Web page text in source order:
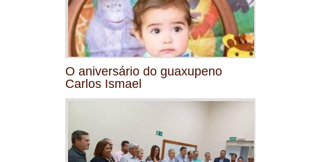
O aniversário do guaxupeno
Carlos Ismael